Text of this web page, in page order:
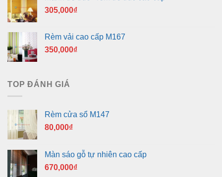
305,000₫
Rèm vải cao cấp M167
350,000₫
TOP ĐÁNH GIÁ
Rèm cửa sổ M147
80,000₫
Màn sáo gỗ tự nhiên cao cấp
670,000₫